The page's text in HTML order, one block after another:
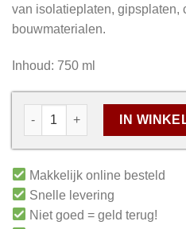
van isolatieplaten, gipsplaten,
bouwmaterialen.
Inhoud: 750 ml
IN
Makkelijk online besteld
Snelle levering
Niet goed = geld terug!